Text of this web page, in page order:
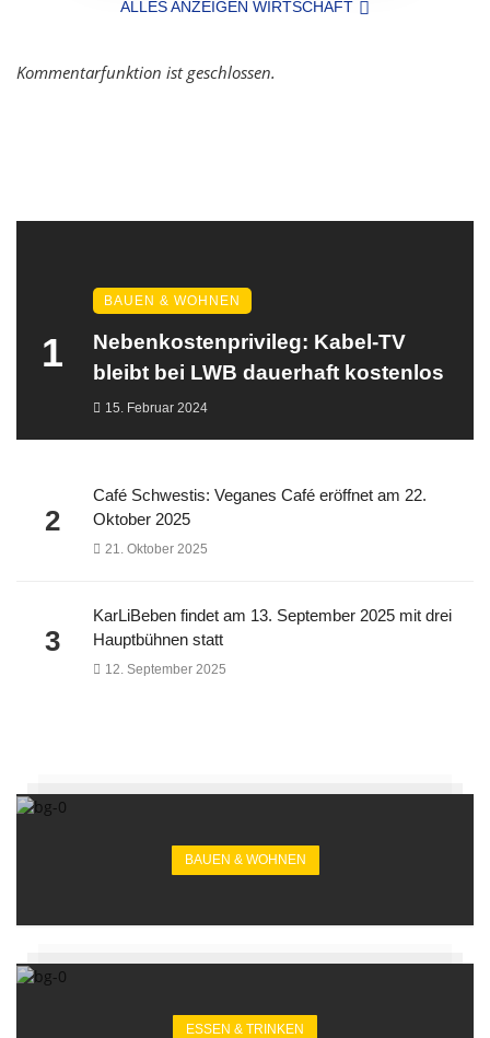
ALLES ANZEIGEN WIRTSCHAFT
Kommentarfunktion ist geschlossen.
1
BAUEN & WOHNEN
Nebenkostenprivileg: Kabel-TV
bleibt bei LWB dauerhaft kostenlos
15. Februar 2024
2
Café Schwestis: Veganes Café eröffnet am 22.
Oktober 2025
21. Oktober 2025
3
KarLiBeben findet am 13. September 2025 mit drei
Hauptbühnen statt
12. September 2025
BAUEN & WOHNEN
ESSEN & TRINKEN